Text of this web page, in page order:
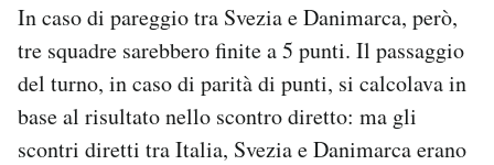
In caso di pareggio tra Svezia e Danimarca, però,
tre squadre sarebbero finite a 5 punti. Il passaggio
del turno, in caso di parità di punti, si calcolava in
base al risultato nello scontro diretto: ma gli
scontri diretti tra Italia, Svezia e Danimarca erano